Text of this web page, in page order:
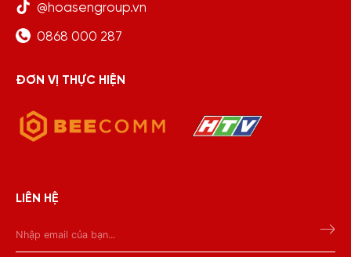
@hoasengroup.vn
0868 000 287
ĐƠN VỊ THỰC HIỆN
LIÊN HỆ